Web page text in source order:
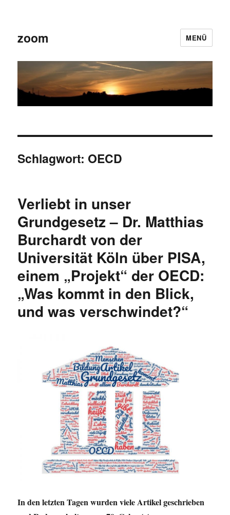
zoom MENÜ
Schlagwort: OECD
Verliebt in unser
Grundgesetz – Dr. Matthias
Burchardt von der
Universität Köln über PISA,
einem „Projekt“ der OECD:
„Was kommt in den Blick,
und was verschwindet?“
In den letzten Tagen wurden viele Artikel geschrieben